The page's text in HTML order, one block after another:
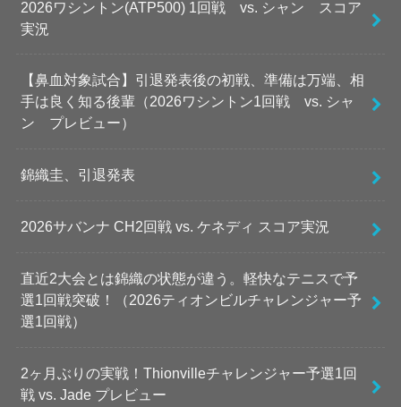
2026ワシントン(ATP500) 1回戦 vs. シャン スコア
実況
【鼻血対象試合】引退発表後の初戦、準備は万端、相
手は良く知る後輩（2026ワシントン1回戦 vs. シャ
ン プレビュー）
錦織圭、引退発表
2026サバンナ CH2回戦 vs. ケネディ スコア実況
直近2大会とは錦織の状態が違う。軽快なテニスで予
選1回戦突破！（2026ティオンビルチャレンジャー予
選1回戦）
2ヶ月ぶりの実戦！Thionvilleチャレンジャー予選1回
戦 vs. Jade プレビュー